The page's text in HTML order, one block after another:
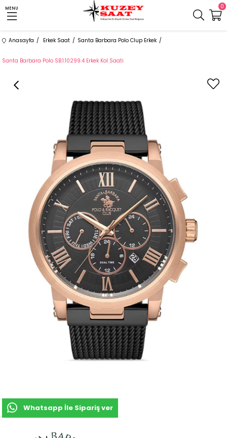
MENU 0
Anasayfa Erkek Saat Santa Barbara Polo Clup Erkek
Santa Barbara Polo SB.1.10299.4 Erkek Kol Saati
Whatsapp İle Sipariş ver